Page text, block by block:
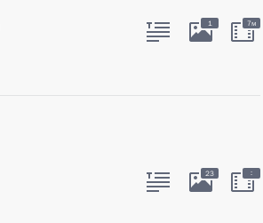
1 7м
23 :